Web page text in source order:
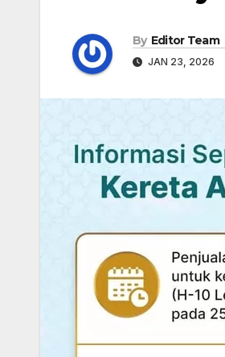
By Editor Team
JAN 23, 2026